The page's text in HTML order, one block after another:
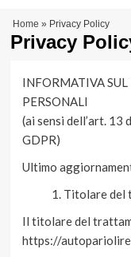
contenuto
principale
Home » Privacy Policy
Privacy
INFORMATIVA
PERSONALI
(ai sensi dell’art. 13
GDPR)
Ultimo
Titolare del
Il titolare del
https://